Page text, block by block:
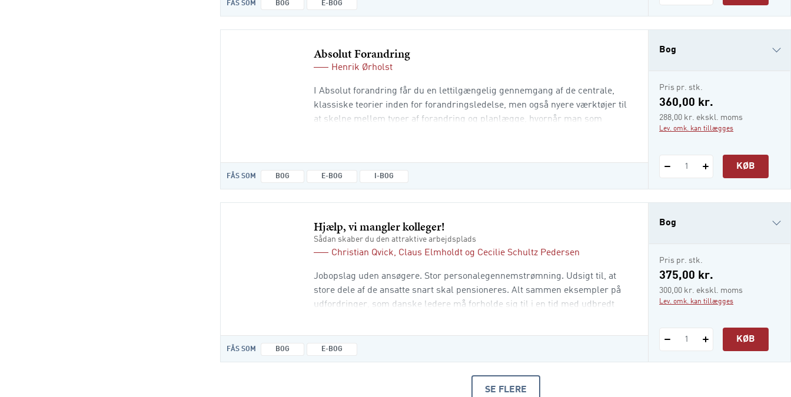
FÅS SOM BOG E-BOG
Absolut Forandring
Henrik Ørholst
I Absolut forandring får du en lettilgængelig gennemgang af de centrale,
klassiske teorier inden for forandringsledelse, men også nyere værktøjer til
at skelne mellem typer af forandring og planlægge, hvornår man som
medarbejderne i både planlægning og eksekvering af forandr
FÅS SOM BOG E-BOG I-BOG
Bog
e-bog
i-bog
Pris pr. stk.
360,00 kr.
288,00 kr. ekskl. moms
Lev. omk. kan tillægges
1 KØB
Hjælp, vi mangler kolleger!
Sådan skaber du den attraktive arbejdsplads
Christian Qvick, Claus Elmholdt og Cecilie Schultz Pedersen
Jobopslag uden ansøgere. Stor personalegennemstrømning. Udsigt til, at
store dele af de ansatte snart skal pensioneres. Alt sammen eksempler på
udfordringer, som danske ledere må forholde sig til i en tid med udbredt
en attraktiv arbejdsplads, som tilt
FÅS SOM BOG E-BOG
Bog
e-bog
Pris pr. stk.
375,00 kr.
300,00 kr. ekskl. moms
Lev. omk. kan tillægges
1 KØB
SE FLERE